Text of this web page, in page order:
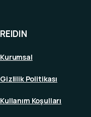
REIDIN
Kurumsal
Gizlilik Politikası
Kullanım Koşulları